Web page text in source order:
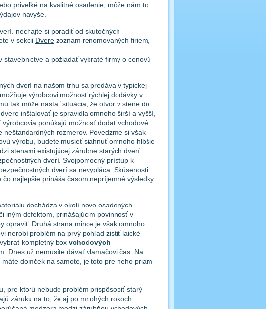
priveľké na kvalitné osadenie, môže nám to
navyše.
nechajte si poradiť od skutočných
v sekcii Dvere zoznam renomovaných firiem,
a požiadať vybraté firmy o cenovú
dverí na našom trhu sa predáva v typickej
výrobcovi možnosť rýchlej dodávky v
tak môže nastať situácia, že otvor v stene do
inštalovať je spravidla omnoho širší a vyšší,
ponúkajú možnosť dodať vchodové
rozmerov. Povedzme si však
výrobu, budete musieť siahnuť omnoho hlbšie
stenami existujúcej zárubne starých dverí
dverí. Svojpomocný prístup k
dverí sa nevypláca. Skúsenosti
najlepšie prináša časom nepríjemné výsledky.
dochádza v okolí novo osadených
iným defektom, prinášajúcim povinnosť v
opraviť. Druhá strana mince je však omnoho
nerobí problém na prvý pohľad zistiť laické
kompletný box vchodových
Dnes už nemusíte dávať vlamačovi čas. Na
domček na samote, je toto pre neho priam
pre ktorú nebude problém prispôsobiť starý
záruku na to, že aj po mnohých rokoch